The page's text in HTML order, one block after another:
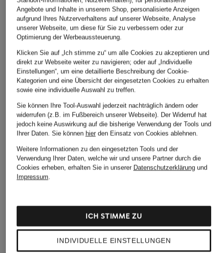
Sonnenbrille
CD002262
CHF 660
Sonnenbrille
VO5520S
CHF 119
Sonnenbrille
CHF 123
Weitere Kategorien
Abendkleider
Anzüge für Herren
Boleros für Damen
Kleider
Leinenhosen für Herren
Leinenkleider
Maxikleider
Angebote und Inhalte in unserem Shop, personalisierte Anzeigen
aufgrund Ihres Nutzerverhaltens auf unserer Webseite, Analyse
unserer Webseite, um diese für Sie zu verbessern oder zur
Optimierung der Werbeaussteuerung.
Klicken Sie auf „Ich stimme zu“ um alle Cookies zu akzeptieren und
direkt zur Webseite weiter zu navigieren; oder auf „Individuelle
Einstellungen“, um eine detaillierte Beschreibung der Cookie-
Kategorien und eine Übersicht der eingesetzten Cookies zu erhalten
sowie eine individuelle Auswahl zu treffen.
Sie können Ihre Tool-Auswahl jederzeit nachträglich ändern oder
widerrufen (z.B. im Fußbereich unserer Webseite). Der Widerruf hat
jedoch keine Auswirkung auf die bisherige Verwendung der Tools und
Ihrer Daten. Sie können hierden Einsatz von Cookies ablehnen.
Weitere Informationen zu den eingesetzten Tools und der
Verwendung Ihrer Daten, welche wir und unsere Partner durch die
Cookies erheben, erhalten Sie in unserer Datenschutzerklärungund
Impressum.
INDIVIDUELLE EINSTELLUNGEN
ICH STIMME ZU